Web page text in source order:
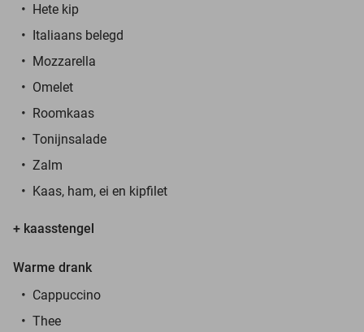
Hete kip
Italiaans belegd
Mozzarella
Omelet
Roomkaas
Tonijnsalade
Zalm
Kaas, ham, ei en kipfilet
+ kaasstengel
Warme drank
Cappuccino
Thee